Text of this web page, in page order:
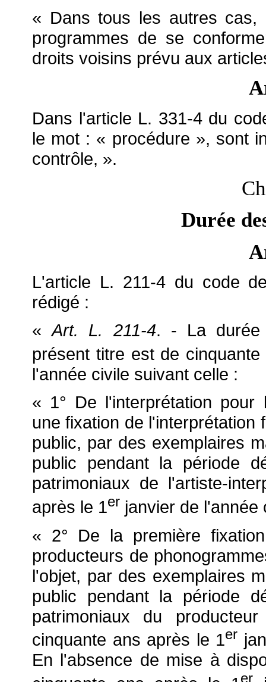
« Dans tous les autres cas,
programmes de se
droits voisins prévu aux
Dans l'article L. 331-4 du
le mot : « procédure », sont
contrôle, ».
Durée
L'article L. 211-4 du code
rédigé :
«Art. L. 211-4. - La durée
présent titre est de
l'année civile suivant celle :
« 1° De l'interprétation pour
une fixation de l'interprétation
public, par des exemplaires
public pendant la période
patrimoniaux de l'artiste-
après le 1er janvier de
« 2° De la première
producteurs de
l'objet, par des exemplaires
public pendant la période
patrimoniaux du
cinquante ans après le 1er
En l'absence de mise à
er